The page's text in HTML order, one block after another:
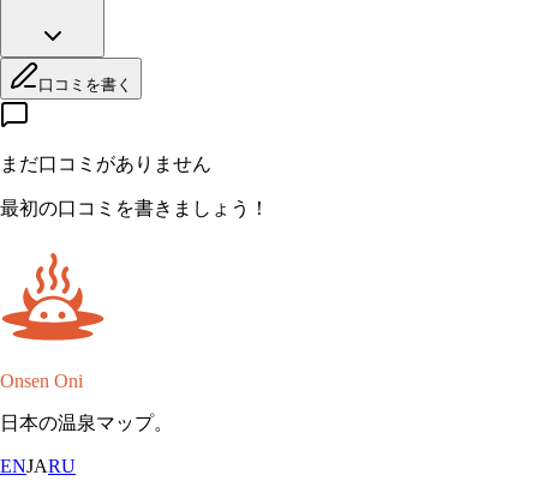
口コミを書く
まだ口コミがありません
最初の口コミを書きましょう！
Onsen Oni
日本の温泉マップ。
ENJARU